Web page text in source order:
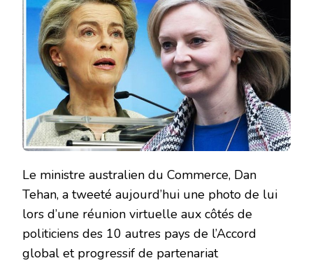
Le ministre australien du Commerce, Dan
Tehan, a tweeté aujourd’hui une photo de lui
lors d’une réunion virtuelle aux côtés de
politiciens des 10 autres pays de l’Accord
global et progressif de partenariat